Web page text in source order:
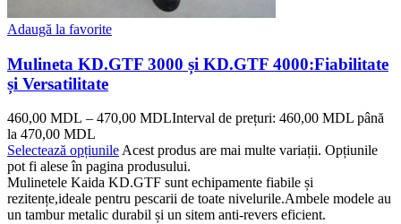
Adaugă la favorite
Mulineta KD.GTF 3000 și KD.GTF 4000:Fiabilitate
și Versatilitate
460,00 MDL – 470,00 MDLInterval de prețuri: 460,00 MDL până
la 470,00 MDL
Selectează opțiunileAcest produs are mai multe variații. Opțiunile
pot fi alese în pagina produsului.
Mulinetele Kaida KD.GTF sunt echipamente fiabile și
rezitențe,ideale pentru pescarii de toate nivelurile.Ambele modele au
un tambur metalic durabil și un sitem anti-revers eficient.